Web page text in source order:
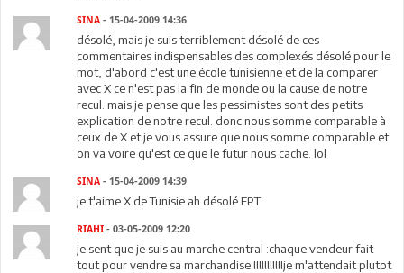
SINA - 15-04-2009 14:36
désolé, mais je suis terriblement désolé de ces
commentaires indispensables des complexés désolé pour le
mot, d'abord c'est une école tunisienne et de la comparer
avec X ce n'est pas la fin de monde ou la cause de notre
recul. mais je pense que les pessimistes sont des petits
explication de notre recul. donc nous somme comparable à
ceux de X et je vous assure que nous somme comparable et
on va voire qu'est ce que le futur nous cache. lol
SINA - 15-04-2009 14:39
je t'aime X de Tunisie ah désolé EPT
RIAHI - 03-05-2009 12:20
je sent que je suis au marche central :chaque vendeur fait
tout pour vendre sa marchandise !!!!!!!!!!!je m'attendait plutot